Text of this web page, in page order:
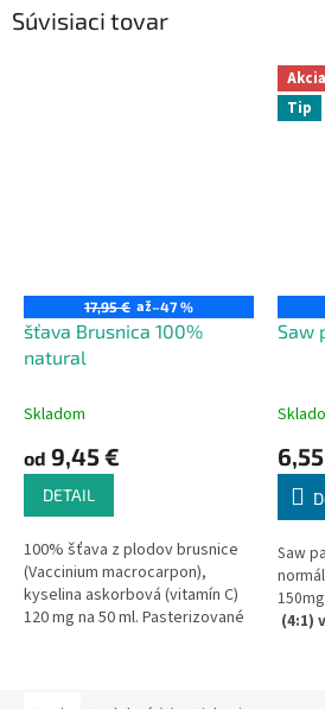
Súvisiaci tovar
17,95 € až–47 %
šťava Brusnica 100%
natural
Skladom
od 9,45 €
DETAIL
100% šťava z plodov brusnice
(Vaccinium macrocarpon),
kyselina askorbová (vitamín C)
120 mg na 50 ml. Pasterizované
Akcia
Tip
Saw
Saw
(4:1)